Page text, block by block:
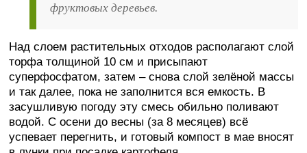
фруктовых деревьев.
Над слоем растительных отходов располагают слой
торфа толщиной 10 см и присыпают
суперфосфатом, затем – снова слой зелёной массы
и так далее, пока не заполнится вся емкость. В
засушливую погоду эту смесь обильно поливают
водой. С осени до весны (за 8 месяцев) всё
успевает перегнить, и готовый компост в мае вносят